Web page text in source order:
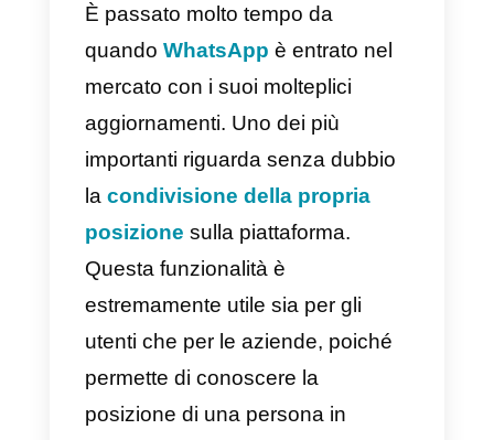
posizione?
Come potenziare la
mia attività con Callbell
per il delivery?
È passato molto tempo da
quandoWhatsAppè entrato nel
mercato con i suoi molteplici
aggiornamenti. Uno dei più
importanti riguarda senza dubbio
lacondivisione della propria